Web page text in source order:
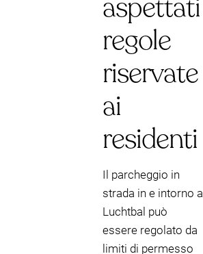
aspettati
regole
riservate
ai
residenti
Il parcheggio in
strada in e intorno a
Luchtbal può
essere regolato da
limiti di permesso